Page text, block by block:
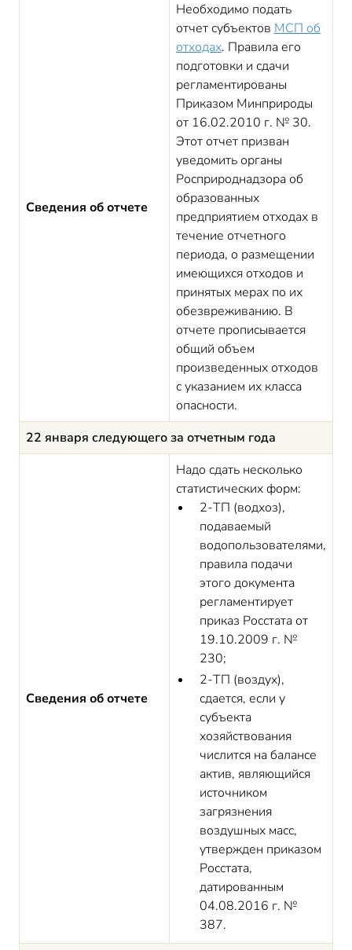
Сведения об отчете
Необходимо подать
отчет субъектов МСП об
отходах. Правила его
подготовки и сдачи
регламентированы
Приказом Минприроды
от 16.02.2010 г. № 30.
Этот отчет призван
уведомить органы
Росприроднадзора об
образованных
предприятием отходах в
течение отчетного
периода, о размещении
имеющихся отходов и
принятых мерах по их
обезвреживанию. В
отчете прописывается
общий объем
произведенных отходов
с указанием их класса
опасности.
22 января следующего за отчетным года
Сведения об отчете
Надо сдать несколько
статистических форм:
2-ТП (водхоз),
подаваемый
водопользователями,
правила подачи
этого документа
регламентирует
приказ Росстата от
19.10.2009 г. №
230;
2-ТП (воздух),
сдается, если у
субъекта
хозяйствования
числится на балансе
актив, являющийся
источником
загрязнения
воздушных масс,
утвержден приказом
Росстата,
датированным
04.08.2016 г. №
387.